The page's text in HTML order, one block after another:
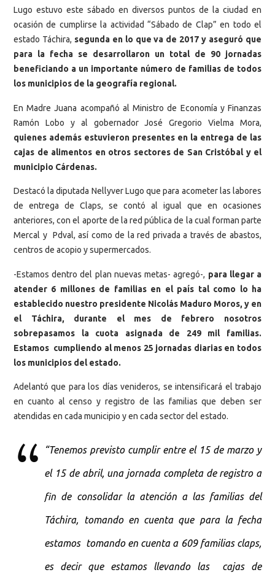
Lugo estuvo este sábado en diversos puntos de la ciudad en
ocasión de cumplirse la actividad “Sábado de Clap” en todo el
estado Táchira, segunda en lo que va de 2017 y aseguró que
para la fecha se desarrollaron un total de 90 jornadas
beneficiando a un importante número de familias de todos
los municipios de la geografía regional.
En Madre Juana acompañó al Ministro de Economía y Finanzas
Ramón Lobo y al gobernador José Gregorio Vielma Mora,
quienes además estuvieron presentes en la entrega de las
cajas de alimentos en otros sectores de San Cristóbal y el
municipio Cárdenas.
Destacó la diputada Nellyver Lugo que para acometer las labores
de entrega de Claps, se contó al igual que en ocasiones
anteriores, con el aporte de la red pública de la cual forman parte
Mercal y Pdval, así como de la red privada a través de abastos,
centros de acopio y supermercados.
-Estamos dentro del plan nuevas metas- agregó-, para llegar a
atender 6 millones de familias en el país tal como lo ha
establecido nuestro presidente Nicolás Maduro Moros, y en
el Táchira, durante el mes de febrero nosotros
sobrepasamos la cuota asignada de 249 mil familias.
Estamos cumpliendo al menos 25 jornadas diarias en todos
los municipios del estado.
Adelantó que para los días venideros, se intensificará el trabajo
en cuanto al censo y registro de las familias que deben ser
atendidas en cada municipio y en cada sector del estado.
“Tenemos previsto cumplir entre el 15 de marzo y
el 15 de abril, una jornada completa de registro a
fin de consolidar la atención a las familias del
Táchira, tomando en cuenta que para la fecha
estamos tomando en cuenta a 609 familias claps,
es decir que estamos llevando las cajas de